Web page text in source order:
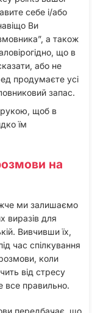
себе і/або
Ви
а також
що в
або не
продумаєте усі
запас.
рукою, щоб в
їм
на
ми залишаємо
виразів для
Вивчивши їх,
час спілкування
коли
від стресу
все правильно.
передбачає, що